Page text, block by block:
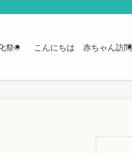
祭®︎ こんにちは 赤ちゃん訪問